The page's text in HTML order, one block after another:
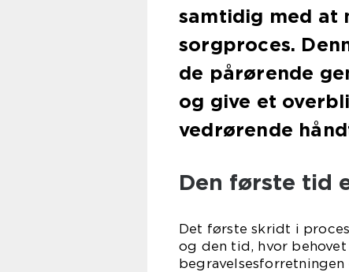
samtidig med at
sorgproces.
de pårørende
og give et
vedrørende
Den første tid
Det første skridt i
og den tid, hvor